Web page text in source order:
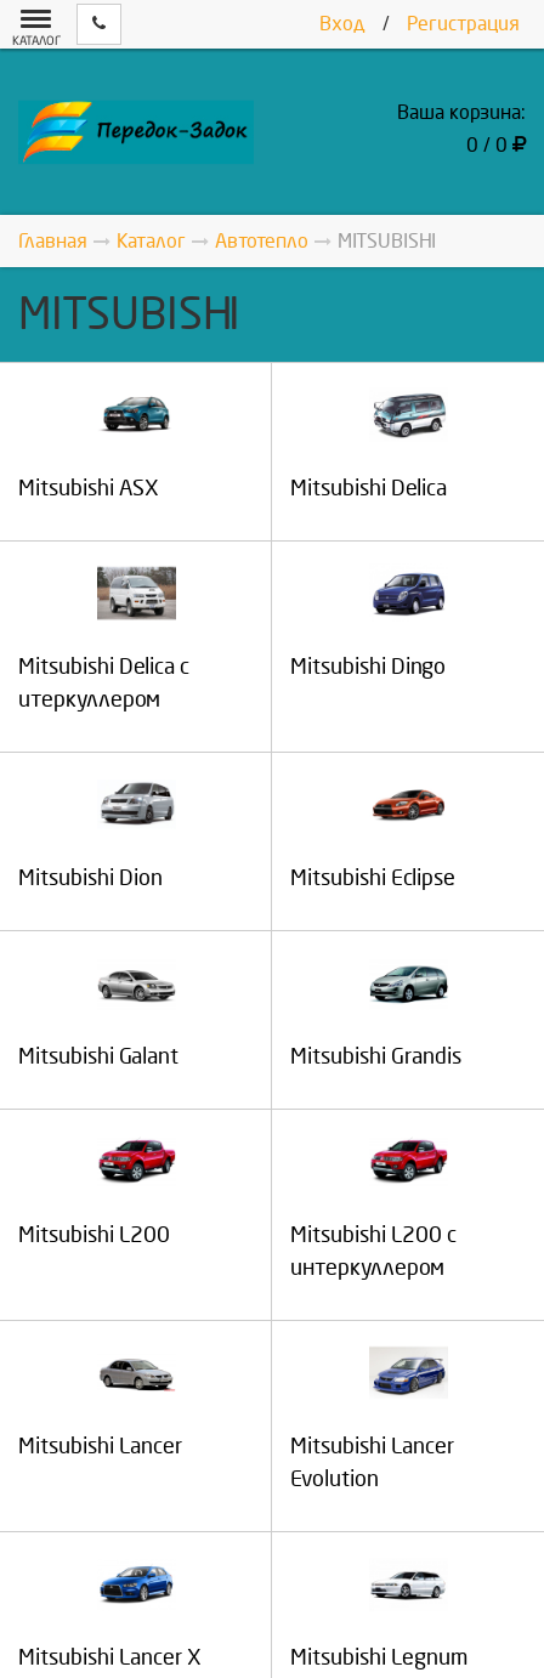
Вход / Регистрация
КАТАЛОГ
Ваша корзина:
0 / 0
Главная Каталог Автотепло MITSUBISHI
MITSUBISHI
Mitsubishi ASX Mitsubishi Delica
Mitsubishi Delica с
итеркуллером
Mitsubishi Dingo
Mitsubishi Dion Mitsubishi Eclipse
Mitsubishi Galant Mitsubishi Grandis
Mitsubishi L200
Mitsubishi L200 с
интеркуллером
Mitsubishi Lancer
Mitsubishi Lancer
Evolution
Mitsubishi Lancer X Mitsubishi Legnum